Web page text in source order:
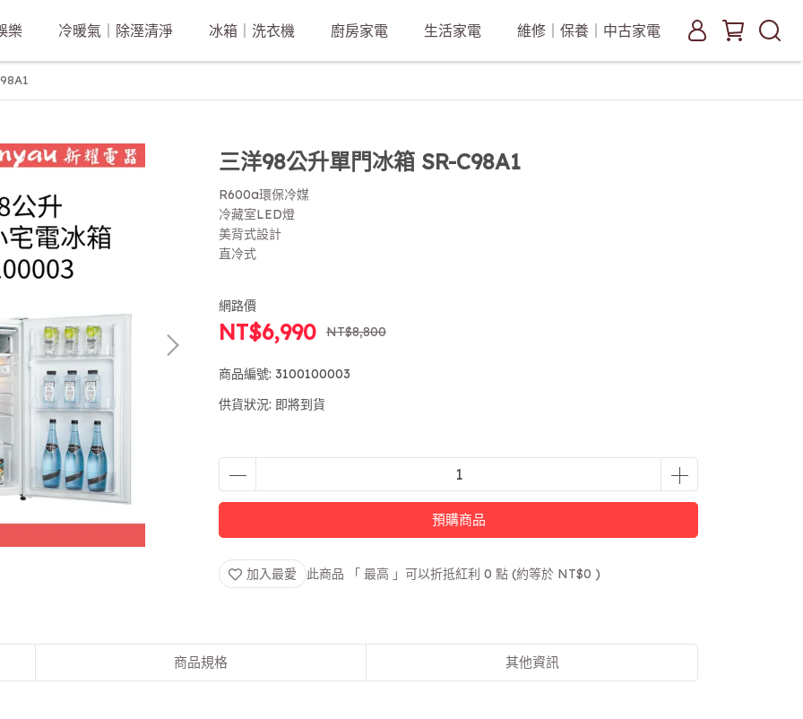
樂 冷暖氣｜除溼清淨 冰箱｜洗衣機 廚房家電 生活家電 維修｜保養｜中古家電
三洋98公升單門冰箱 SR-C98A1
R600a環保冷媒
冷藏室LED燈
美背式設計
直冷式
網路價
NT$6,990 NT$8,800
商品編號: 3100100003
供貨狀況: 即將到貨
預購商品
加入最愛 此商品 「 最高 」可以折抵紅利 0 點 (約等於 NT$0 )
商品規格 其他資訊